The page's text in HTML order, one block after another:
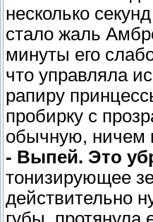
несколько
стало жаль
минуты его
что управляла
рапиру
пробирку с
обычную, ничем
- Выпей. Это
тонизирующее
действительно